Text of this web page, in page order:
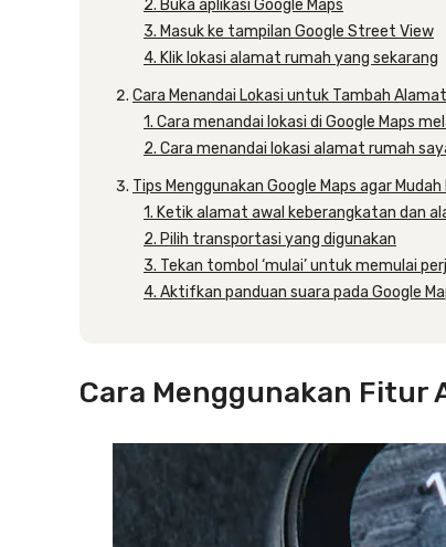
2. Buka aplikasi Google Maps
3. Masuk ke tampilan Google Street View
4. Klik lokasi alamat rumah yang sekarang
Cara Menandai Lokasi untuk Tambah
1. Cara menandai lokasi di Google Maps
2. Cara menandai lokasi alamat rumah
Tips Menggunakan Google Maps agar
1. Ketik alamat awal keberangkatan dan
2. Pilih transportasi yang digunakan
3. Tekan tombol ‘mulai’ untuk memulai
4. Aktifkan panduan suara pada Google
Cara Menggunakan Fitur